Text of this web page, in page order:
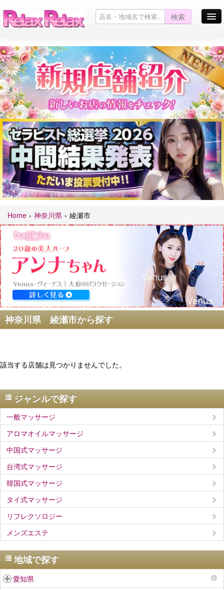
検索
お店を探す
お店からのお知らせ
Pickup Girl
キャンペーン情報一覧
お問い合わせ
サイトマップ
口コミ掲示板
English site
Home 神奈川県 綾瀬市
神奈川県 綾瀬市から探す
該当する店舗は見つかりませんでした。
ジャンルで探す
一般マッサージ
アロマオイルマッサージ
中国式マッサージ
台湾式マッサージ
韓国式マッサージ
タイ式マッサージ
リフレクソロジー
メンズエステ
地域で探す
愛知県